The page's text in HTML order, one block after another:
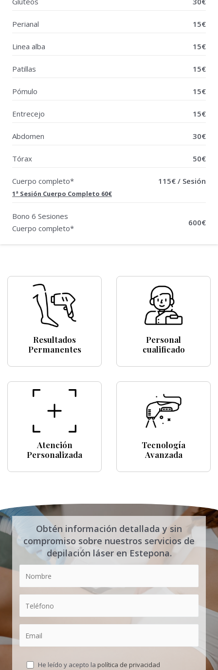
Perianal 15€
Linea alba 15€
Patillas 15€
Pómulo 15€
Entrecejo 15€
Abdomen 30€
Tórax 50€
Cuerpo completo* 115€ / Sesión
1ª Sesión Cuerpo Completo 60€
Bono 6 Sesiones
Cuerpo completo*
600€
Resultados
Permanentes
Personal
cualificado
Atención
Personalizada
Tecnología
Avanzada
Obtén información detallada y sin
compromiso sobre nuestros servicios de
depilación láser en Estepona.
He leído y acepto lapolítica de privacidad